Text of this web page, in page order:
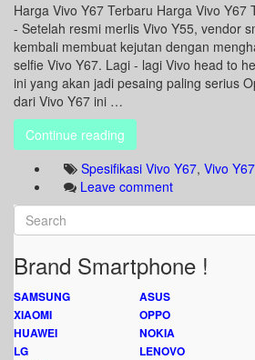
Harga Vivo Y67 Terbaru Harga Vivo Y67
- Setelah resmi merlis Vivo Y55, vendor
kembali membuat kejutan dengan
selfie Vivo Y67. Lagi - lagi Vivo head to
ini yang akan jadi pesaing paling serius
dari Vivo Y67 ini …
Continue reading
Spesifikasi Vivo Y67, Vivo Y67
Leave comment
Brand Smartphone !
SAMSUNG ASUS
XIAOMI
OPPO
HUAWEI
NOKIA
LG
LENOVO